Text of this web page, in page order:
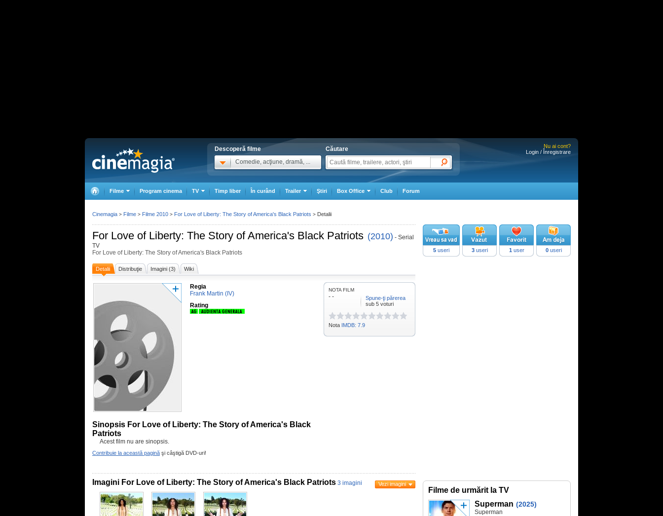
Descoperă filme
Comedie, acţiune, dramă, ...
Căutare
Nu ai cont?
Login / Înregistrare
Filme Program cinema TV Timp liber În curând Trailer Ştiri Box Office Club Forum
For Love of Liberty: The Story of America's Black Patriots (2010) - Serial
TV
For Love of Liberty: The Story of America's Black Patriots
Detalii Distribuţie Imagini (3) Wiki
Regia
Frank Martin (IV)
Rating
Sinopsis For Love of Liberty: The Story of America's Black
Patriots
Acest film nu are sinopsis.
Contribuie la această pagină şi câştigă DVD-uri!
NOTA FILM
- -
Spune-ţi părerea
sub 5 voturi
Nota IMDB: 7.9
5 useri 3useri 1 user 0useri
Imagini For Love of Liberty: The Story of America's Black Patriots 3 imagini Vezi imagini
Filme de urmărit la TV
Superman (2025)
Superman
Cinemagia > Filme > Filme 2010 > For Love of Liberty: The Story of America's Black Patriots > Detalii